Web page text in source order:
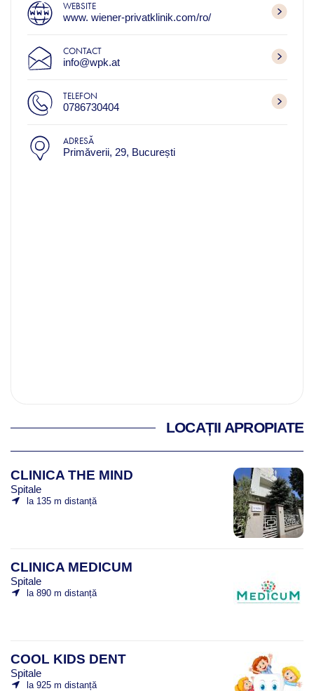
WEBSITE
www. wiener-privatklinik.com/ro/
CONTACT
info@wpk.at
TELEFON
0786730404
ADRESĂ
Primăverii, 29, București
LOCAȚII APROPIATE
CLINICA THE MIND
Spitale
la 135 m distanță
CLINICA MEDICUM
Spitale
la 890 m distanță
COOL KIDS DENT
Spitale
la 925 m distanță